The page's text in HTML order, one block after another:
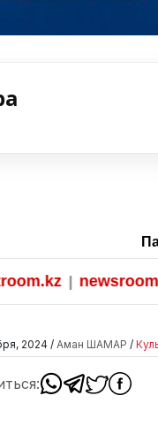
| newsroom.kz|
2024 /Аман ШАМАР /